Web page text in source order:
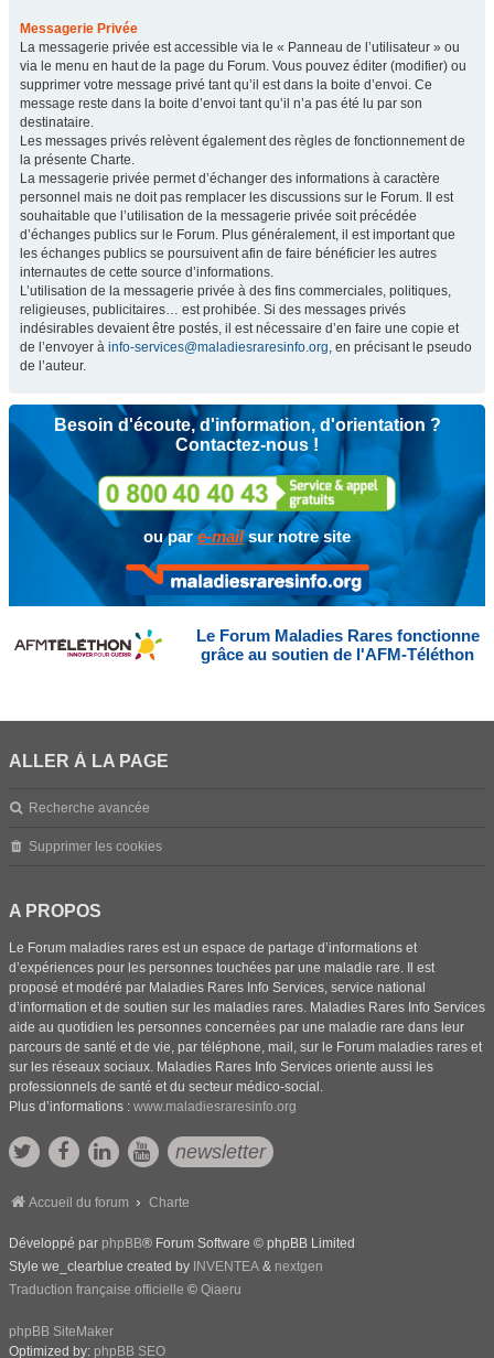
Messagerie Privée
La messagerie privée est accessible via le « Panneau de l’utilisateur » ou
via le menu en haut de la page du Forum. Vous pouvez éditer (modifier) ou
supprimer votre message privé tant qu’il est dans la boite d’envoi. Ce
message reste dans la boite d’envoi tant qu’il n’a pas été lu par son
destinataire.
Les messages privés relèvent également des règles de fonctionnement de
la présente Charte.
La messagerie privée permet d’échanger des informations à caractère
personnel mais ne doit pas remplacer les discussions sur le Forum. Il est
souhaitable que l’utilisation de la messagerie privée soit précédée
d’échanges publics sur le Forum. Plus généralement, il est important que
les échanges publics se poursuivent afin de faire bénéficier les autres
internautes de cette source d’informations.
L’utilisation de la messagerie privée à des fins commerciales, politiques,
religieuses, publicitaires… est prohibée. Si des messages privés
indésirables devaient être postés, il est nécessaire d’en faire une copie et
de l’envoyer à info-services@maladiesraresinfo.org, en précisant le pseudo
de l’auteur.
Besoin d'écoute, d'information, d'orientation ?
Contactez-nous !
ou pare-mailsur notre site
Le Forum Maladies Rares fonctionne
grâce au soutien de l'AFM-Téléthon
ALLER À LA PAGE
Recherche avancée
Supprimer les cookies
A PROPOS
Le Forum maladies rares est un espace de partage d’informations et
d’expériences pour les personnes touchées par une maladie rare. Il est
proposé et modéré par Maladies Rares Info Services, service national
d’information et de soutien sur les maladies rares. Maladies Rares Info Services
aide au quotidien les personnes concernées par une maladie rare dans leur
parcours de santé et de vie, par téléphone, mail, sur le Forum maladies rares et
sur les réseaux sociaux. Maladies Rares Info Services oriente aussi les
professionnels de santé et du secteur médico-social.
Plus d’informations : www.maladiesraresinfo.org
newsletter
Accueil du forum Charte
Développé par phpBB® Forum Software © phpBB Limited
Style we_clearblue created by INVENTEA & nextgen
Traduction française officielle © Qiaeru
phpBB SiteMaker
Optimized by: phpBB SEO